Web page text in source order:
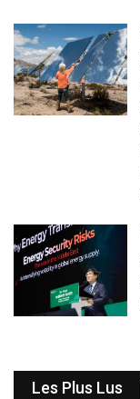
Les Plus Lus